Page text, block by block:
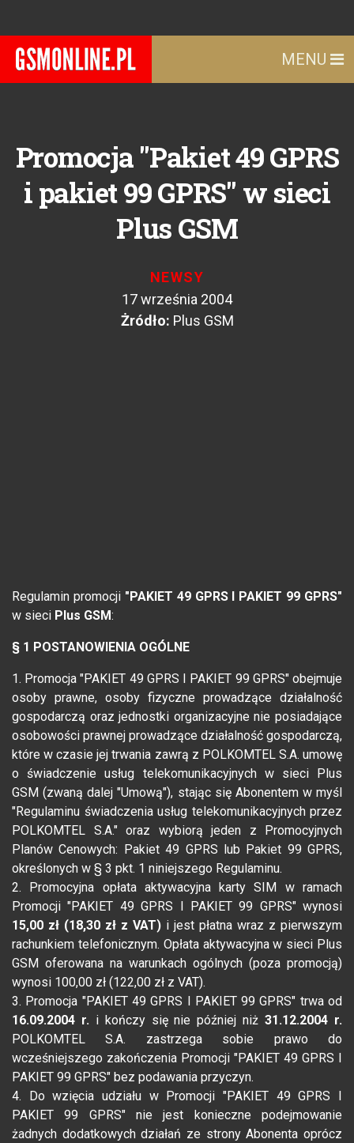
MENU
Promocja "Pakiet 49 GPRS
i pakiet 99 GPRS" w sieci
Plus GSM
NEWSY
17 września 2004
Żródło: Plus GSM
Regulamin promocji "PAKIET 49 GPRS I PAKIET 99 GPRS"
w sieci Plus GSM:
§ 1 POSTANOWIENIA OGÓLNE
1. Promocja "PAKIET 49 GPRS I PAKIET 99 GPRS" obejmuje
osoby prawne, osoby fizyczne prowadzące działalność
gospodarczą oraz jednostki organizacyjne nie posiadające
osobowości prawnej prowadzące działalność gospodarczą,
które w czasie jej trwania zawrą z POLKOMTEL S.A. umowę
o świadczenie usług telekomunikacyjnych w sieci Plus
GSM (zwaną dalej "Umową"), stając się Abonentem w myśl
"Regulaminu świadczenia usług telekomunikacyjnych przez
POLKOMTEL S.A." oraz wybiorą jeden z Promocyjnych
Planów Cenowych: Pakiet 49 GPRS lub Pakiet 99 GPRS,
określonych w § 3 pkt. 1 niniejszego Regulaminu.
2. Promocyjna opłata aktywacyjna karty SIM w ramach
Promocji "PAKIET 49 GPRS I PAKIET 99 GPRS" wynosi
15,00 zł (18,30 zł z VAT) i jest płatna wraz z pierwszym
rachunkiem telefonicznym. Opłata aktywacyjna w sieci Plus
GSM oferowana na warunkach ogólnych (poza promocją)
wynosi 100,00 zł (122,00 zł z VAT).
3. Promocja "PAKIET 49 GPRS I PAKIET 99 GPRS" trwa od
16.09.2004 r. i kończy się nie później niż31.12.2004 r.
POLKOMTEL S.A. zastrzega sobie prawo do
wcześniejszego zakończenia Promocji "PAKIET 49 GPRS I
PAKIET 99 GPRS" bez podawania przyczyn.
4. Do wzięcia udziału w Promocji "PAKIET 49 GPRS I
PAKIET 99 GPRS" nie jest konieczne podejmowanie
żadnych dodatkowych działań ze strony Abonenta oprócz